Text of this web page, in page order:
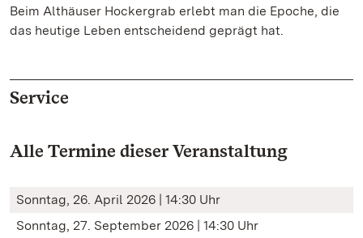
Beim Althäuser Hockergrab erlebt man die Epoche, die
das heutige Leben entscheidend geprägt hat.
Service
Alle Termine dieser Veranstaltung
Sonntag, 26. April 2026 | 14:30 Uhr
Sonntag, 27. September 2026 | 14:30 Uhr